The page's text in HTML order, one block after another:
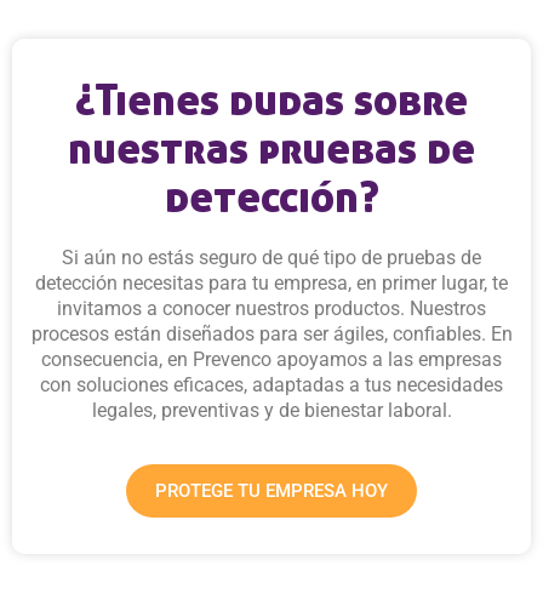
¿Tienes dudas sobre
nuestras pruebas de
detección?
Si aún no estás seguro de qué tipo de pruebas de
detección necesitas para tu empresa, en primer lugar, te
invitamos a conocer nuestros productos. Nuestros
procesos están diseñados para ser ágiles, confiables. En
consecuencia, en Prevenco apoyamos a las empresas
con soluciones eficaces, adaptadas a tus necesidades
legales, preventivas y de bienestar laboral.
PROTEGE TU EMPRESA HOY